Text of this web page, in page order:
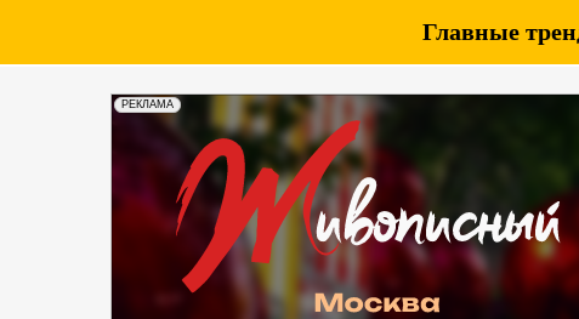
РЕКЛАМА
Главные